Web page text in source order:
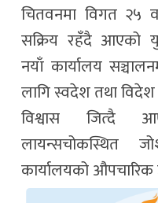
चितवनमा विगत २५
सक्रिय रहँदै आएको
नयाँ कार्यालय
लागि स्वदेश तथा विदेश
विश्वास जित्दै
लायन्सचोकस्थित
कार्यालयको औपचारिक